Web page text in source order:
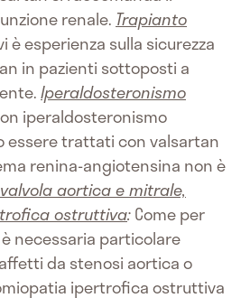
renale. Trapianto
è esperienza sulla sicurezza
in pazienti sottoposti a
Iperaldosteronismo
iperaldosteronismo
essere trattati con valsartan
renina-angiotensina non è
aortica e mitrale,
ostruttiva:Come per
necessaria particolare
da stenosi aortica o
ipertrofica ostruttiva